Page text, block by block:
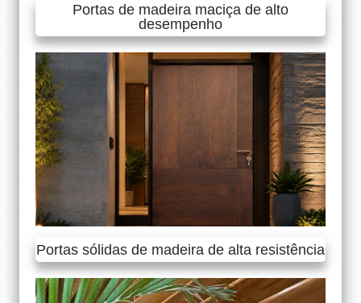
Portas de madeira maciça de alto
desempenho
Portas sólidas de madeira de alta resistência